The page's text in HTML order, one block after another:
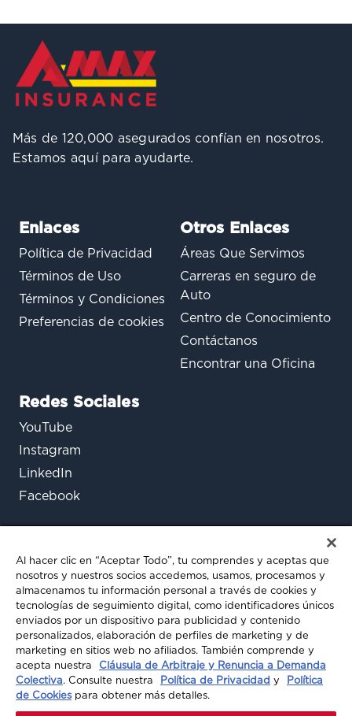
Más de 120,000 asegurados confían en nosotros.
Estamos aquí para ayudarte.
Enlaces
Política de Privacidad
Términos de Uso
Términos y Condiciones
Preferencias de cookies
Otros Enlaces
Áreas Que Servimos
Carreras en seguro de
Auto
Centro de Conocimiento
Contáctanos
Encontrar una Oficina
Redes Sociales
YouTube
Instagram
LinkedIn
Facebook
¿Aún tienes preguntas?
Chatea con nosotros
© 2026 A-MAX INSURANCE. TODOS LOS
Al hacer clic en “Aceptar Todo”, tu comprendes y aceptas que
nosotros y nuestros socios accedemos, usamos, procesamos y
almacenamos tu información personal a través de cookies y
tecnologías de seguimiento digital, como identificadores únicos
enviados por un dispositivo para publicidad y contenido
personalizados, elaboración de perfiles de marketing y de
marketing en sitios web no afiliados. También comprende y
acepta nuestra
Cláusula de Arbitraje y Renuncia a Demanda
Colectiva. Consulte nuestra Política de Privacidad y
Política
de Cookiespara obtener más detalles.